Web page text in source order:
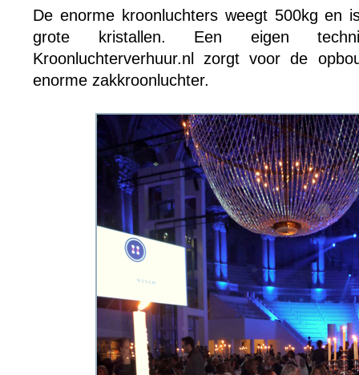
De enorme kroonluchters weegt 500kg en
grote kristallen. Een eigen
Kroonluchterverhuur.nl zorgt voor de
enorme zakkroonluchter.